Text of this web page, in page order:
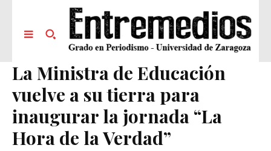
La Ministra de Educación
vuelve a su tierra para
inaugurar la jornada “La
Hora de la Verdad”